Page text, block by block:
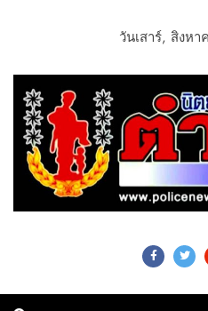
วันเสาร์, สิงห
Police